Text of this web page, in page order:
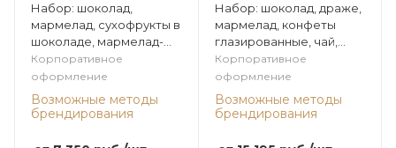
Набор: шоколад,
мармелад, сухофрукты в
шоколаде, мармелад-
суфле в шоколаде из
коллекции Лимонная
Корпоративное
оформление
Возможные методы
брендирования
Набор: шоколад, драже,
мармелад, конфеты
глазированные, чай,
варенье из коллекции
Лимонная
Корпоративное
оформление
Возможные методы
брендирования